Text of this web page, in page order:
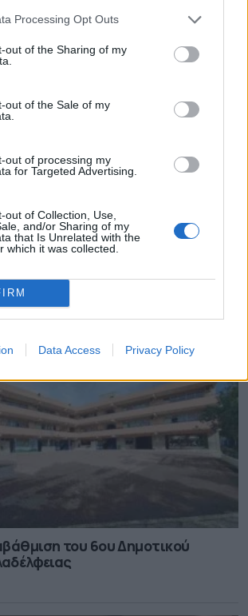
Processing Opt Outs
out of the Sharing of my
out of the Sale of my
out of processing my
for Targeted Advertising.
out of Collection, Use,
and/or Sharing of my
that Is Unrelated with the
which it was collected.
Data Access Privacy Policy
παρακολούθησης
στον Υμηττό
του 6ου Δημοτικού